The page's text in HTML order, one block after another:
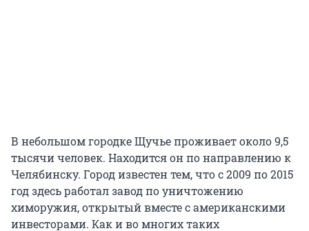
В небольшом городке Щучье проживает около 9,5
тысячи человек. Находится он по направлению к
Челябинску. Город известен тем, что с 2009 по 2015
год здесь работал завод по уничтожению
химоружия, открытый вместе с американскими
инвесторами. Как и во многих таких